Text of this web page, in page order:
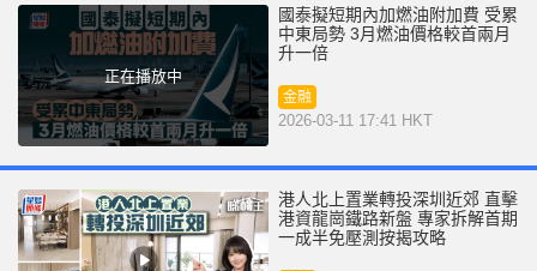
正在播放中
國泰擬短期內加燃油附加費 受累
中東局勢 3月燃油價格較首兩月
升一倍
金融
2026-03-11 17:41 HKT
港人北上置業轉投深圳近郊 直擊
港資龍崗鐵路新盤 專家拆解首期
一成半免壓測按揭攻略